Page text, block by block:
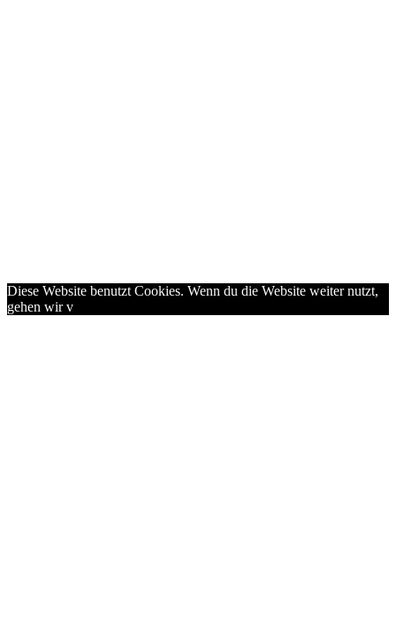
Diese Website benutzt Cookies. Wenn du die Website weiter nutzt,
gehen wir v